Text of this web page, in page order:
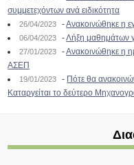
συμμετεχόντων ανά ειδικότητα
26/04/2023 -Ανακοινώθηκε η
06/04/2023 -Λήξη μαθημάτων
27/01/2023 -Ανακοινώθηκε η
ΑΣΕΠ
19/01/2023 - Πότε θα
Καταργείται το δεύτερο